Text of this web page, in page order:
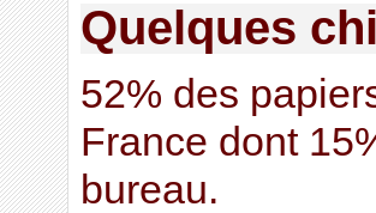
Quelques
52% des
France dont
bureau.